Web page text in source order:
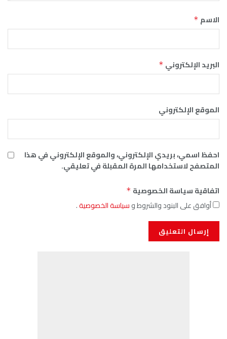
الاسم *
البريد الإلكتروني *
الموقع الإلكتروني
احفظ اسمي، بريدي الإلكتروني، والموقع الإلكتروني في هذا
المتصفح لاستخدامها المرة المقبلة في تعليقي.
اتفاقية سياسة الخصوصية *
أوافق على البنود والشروط وسياسة الخصوصية.